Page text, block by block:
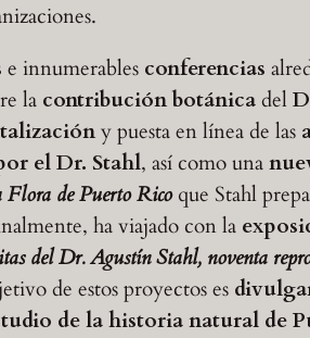
e innumerables conferencias
la contribución botánicadel
y puesta en línea de las
el Dr. Stahl, así como una
Flora de Puerto Ricoque Stahl
ha viajado con la
del Dr. Agustín Stahl, noventa
de estos proyectos es
de la historia natural de